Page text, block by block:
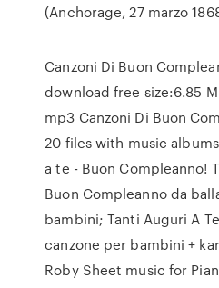
(Anchorage, 27 marzo
Canzoni Di Buon
download free size:6.85
mp3 Canzoni Di Buon
20 files with music
a te - Buon Compleanno!
Buon Compleanno da
bambini; Tanti Auguri A
canzone per bambini +
Roby Sheet music for